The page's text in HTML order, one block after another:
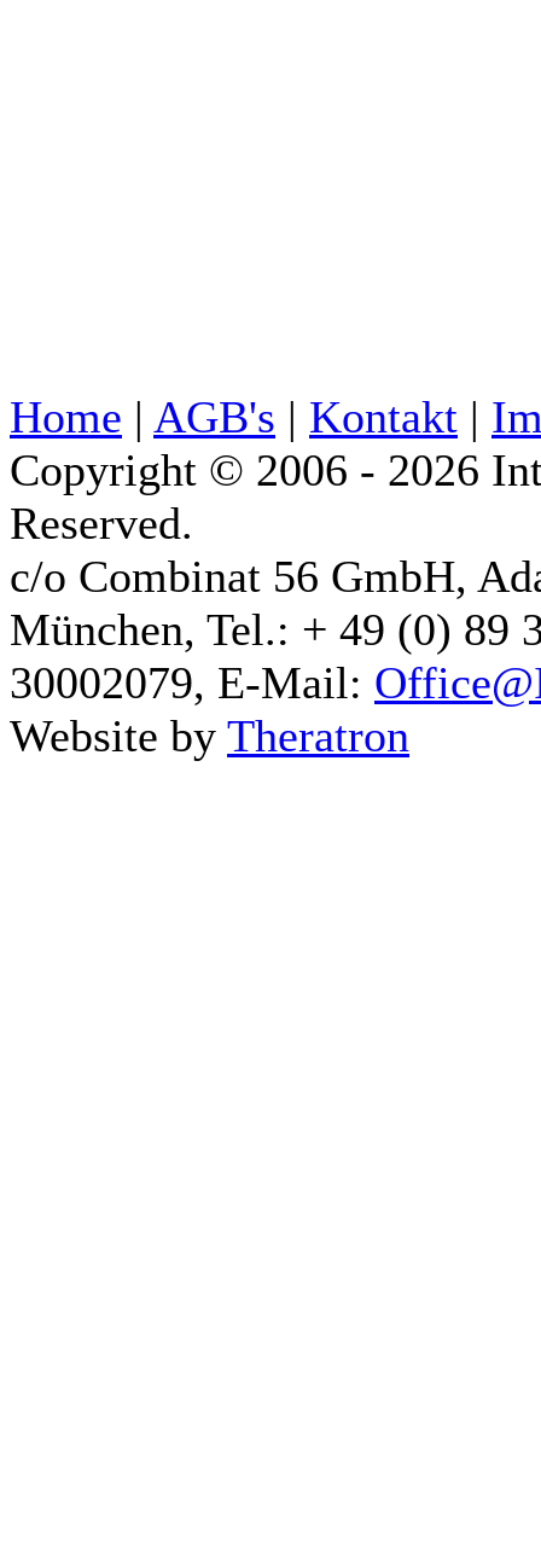
Home | AGB's | Kontakt |
Copyright © 2006 - 2026
Reserved.
c/o Combinat 56 GmbH,
München, Tel.: + 49 (0) 89
30002079, E-Mail:
Website by Theratron